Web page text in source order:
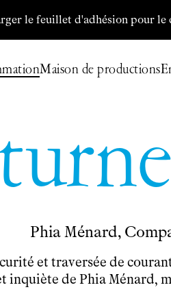
d'adhésion pour le
Maison de productions
Phia Ménard,
et traversée de
inquiète de Phia Ménard,
Créations de
Productions